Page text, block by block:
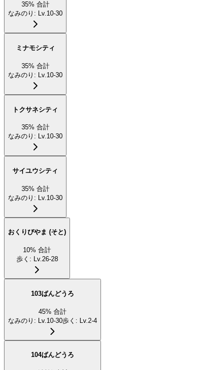
35% 合計
なみのり : Lv.10-30
ミナモシティ
35% 合計
なみのり : Lv.10-30
トクサネシティ
35% 合計
なみのり : Lv.10-30
サイユウシティ
35% 合計
なみのり : Lv.10-30
おくりびやま (そと)
10% 合計
歩く : Lv.26-28
103ばんどうろ
45% 合計
なみのり : Lv.10-30歩く : Lv.2-4
104ばんどうろ